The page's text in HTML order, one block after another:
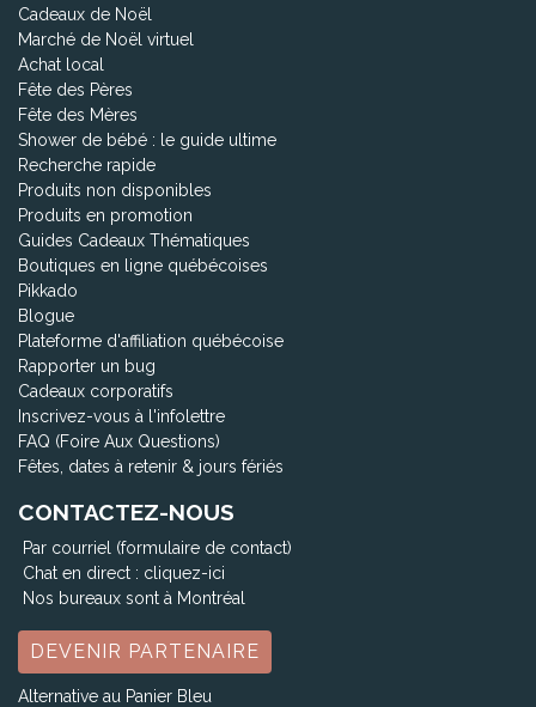
Cadeaux de Noël
Marché de Noël virtuel
Achat local
Fête des Pères
Fête des Mères
Shower de bébé : le guide ultime
Recherche rapide
Produits non disponibles
Produits en promotion
Guides Cadeaux Thématiques
Boutiques en ligne québécoises
Pikkado
Blogue
Plateforme d'affiliation québécoise
Rapporter un bug
Cadeaux corporatifs
Inscrivez-vous à l'infolettre
FAQ (Foire Aux Questions)
Fêtes, dates à retenir & jours fériés
CONTACTEZ-NOUS
Par courriel (formulaire de contact)
Chat en direct : cliquez-ici
Nos bureaux sont à Montréal
DEVENIR PARTENAIRE
Alternative au Panier Bleu